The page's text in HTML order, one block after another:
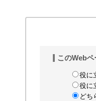
このWebペ
役に
役に
どち